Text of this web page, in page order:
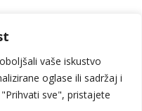
vaše iskustvo
oglase ili sadržaj i
sve", pristajete
design: